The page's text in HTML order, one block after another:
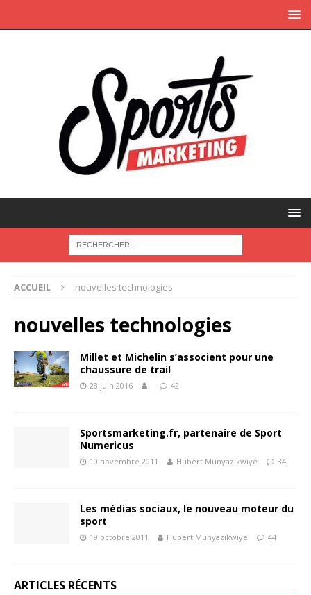
ACCUEIL nouvelles technologies
nouvelles technologies
Millet et Michelin s’associent pour une
chaussure de trail
28 juin 2016 42
Sportsmarketing.fr, partenaire de Sport
Numericus
10 novembre 2011 Hubert Munyazikwiye 34
Les médias sociaux, le nouveau moteur du
sport
19 octobre 2011 Hubert Munyazikwiye 44
ARTICLES RÉCENTS